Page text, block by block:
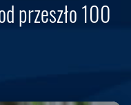
przeszło 100